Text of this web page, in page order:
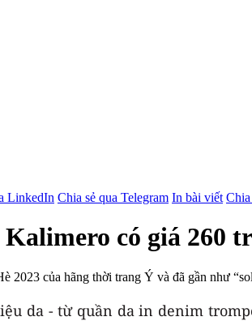
LinkedIn Chia sẻ qua Telegram In bài viết
có giá 260
của hãng thời trang Ý và đã gần như
da - từ quần da in denim